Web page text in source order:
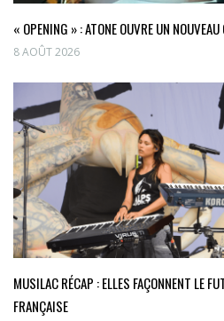
« OPENING » : ATONE OUVRE UN
8 AOÛT 2026
MUSILAC RÉCAP : ELLES FAÇONNENT LE
FRANÇAISE